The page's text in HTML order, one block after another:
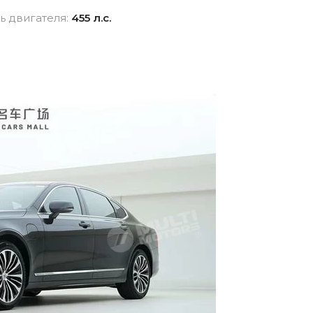
для
все
двигателя: 455 л.с.